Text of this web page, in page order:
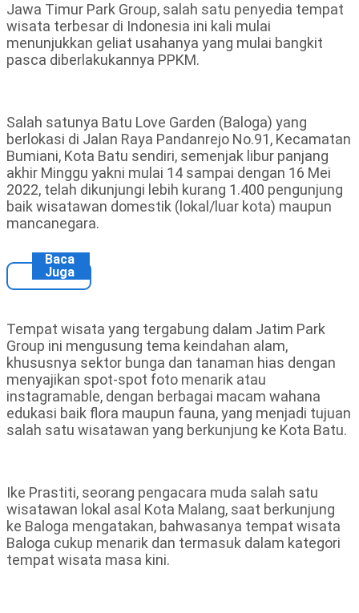
Jawa Timur Park Group, salah satu penyedia tempat
wisata terbesar di Indonesia ini kali mulai
menunjukkan geliat usahanya yang mulai bangkit
pasca diberlakukannya PPKM.
Salah satunya Batu Love Garden (Baloga) yang
berlokasi di Jalan Raya Pandanrejo No.91, Kecamatan
Bumiani, Kota Batu sendiri, semenjak libur panjang
akhir Minggu yakni mulai 14 sampai dengan 16 Mei
2022, telah dikunjungi lebih kurang 1.400 pengunjung
baik wisatawan domestik (lokal/luar kota) maupun
mancanegara.
Baca
Juga
Tempat wisata yang tergabung dalam Jatim Park
Group ini mengusung tema keindahan alam,
khususnya sektor bunga dan tanaman hias dengan
menyajikan spot-spot foto menarik atau
instagramable, dengan berbagai macam wahana
edukasi baik flora maupun fauna, yang menjadi tujuan
salah satu wisatawan yang berkunjung ke Kota Batu.
Ike Prastiti, seorang pengacara muda salah satu
wisatawan lokal asal Kota Malang, saat berkunjung
ke Baloga mengatakan, bahwasanya tempat wisata
Baloga cukup menarik dan termasuk dalam kategori
tempat wisata masa kini.